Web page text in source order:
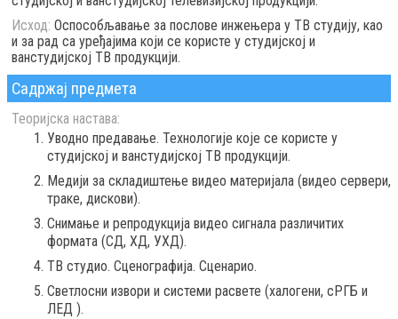
Исход: Оспосoбљавање за послове инжењера у ТВ студију, као
и за рад са уређајима који се користе у студијској и
ванстудијској ТВ продукцији.
Садржај предмета
Теоријска настава:
Уводно предавање. Технологије које се користе у
студијској и ванстудијској ТВ продукцији.
Медији за складиштење видео материјала (видео сервери,
траке, дискови).
Снимање и репродукција видео сигнала различитих
формата (СД, ХД, УХД).
ТВ студио. Сценографија. Сценарио.
Светлосни извори и системи расвете (халогени, сРГБ и
ЛЕД ).